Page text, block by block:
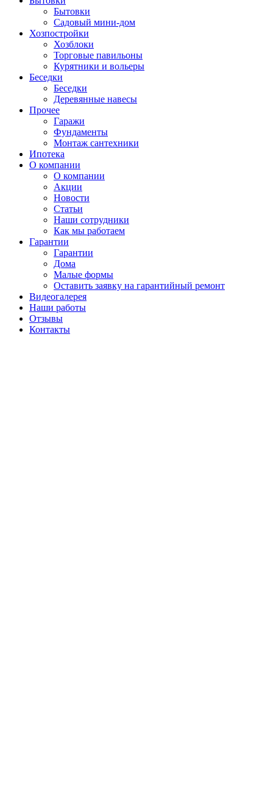
Бытовки
Садовый мини-дом
Хозпостройки
Хозблоки
Торговые павильоны
Курятники и вольеры
Беседки
Беседки
Деревянные навесы
Прочее
Гаражи
Фундаменты
Монтаж сантехники
Ипотека
О компании
О компании
Акции
Новости
Статьи
Наши сотрудники
Как мы работаем
Гарантии
Гарантии
Дома
Малые формы
Оставить заявку на гарантийный ремонт
Видеогалерея
Наши работы
Отзывы
Контакты